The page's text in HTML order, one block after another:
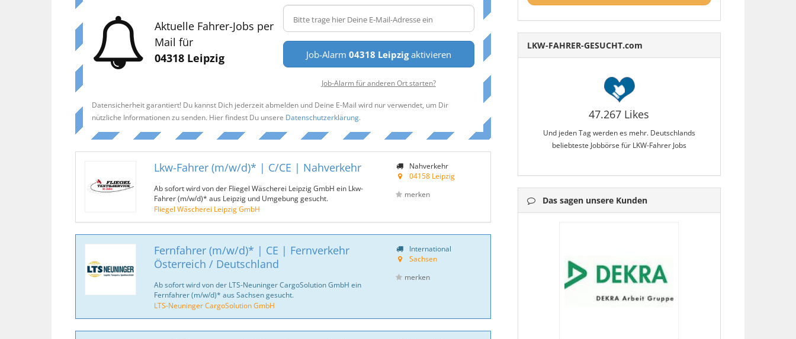
Aktuelle Fahrer-Jobs per
Mail für
04318 Leipzig
Job-Alarm 04318 Leipzigaktivieren
Job-Alarm für anderen Ort starten?
Datensicherheit garantiert! Du kannst Dich jederzeit abmelden und Deine E-Mail wird nur verwendet, um Dir
nützliche Informationen zu senden. Hier findest Du unsere Datenschutzerklärung.
Lkw-Fahrer (m/w/d)* | C/CE | Nahverkehr
Ab sofort wird von der Fliegel Wäscherei Leipzig GmbH ein Lkw-
Fahrer (m/w/d)* aus Leipzig und Umgebung gesucht.
Fliegel Wäscherei Leipzig GmbH
Nahverkehr
04158 Leipzig
merken
Fernfahrer (m/w/d)* | CE | Fernverkehr
Österreich / Deutschland
Ab sofort wird von der LTS-Neuninger CargoSolution GmbH ein
Fernfahrer (m/w/d)* aus Sachsen gesucht.
LTS-Neuninger CargoSolution GmbH
International
Sachsen
merken
LKW-FAHRER-GESUCHT.com
47.267 Likes
Und jeden Tag werden es mehr. Deutschlands
beliebteste Jobbörse für LKW-Fahrer Jobs
Das sagen unsere Kunden